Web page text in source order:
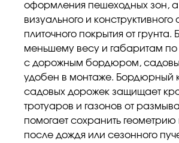
оформления пешеходных зон, а
визуального и конструктивного
плиточного покрытия от грунта.
меньшему весу и габаритам
с дорожным бордюром,
удобен в монтаже. Бордюрный
садовых дорожек защищает
тротуаров и газонов от
помогает сохранить
после дождя или сезонного